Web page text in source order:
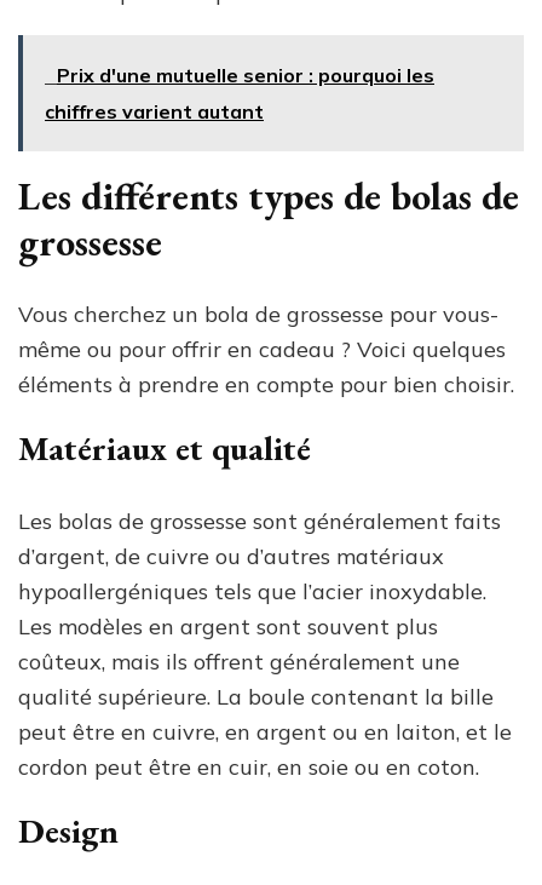
Prix d'une mutuelle senior : pourquoi les
chiffres varient autant
Les différents types de bolas de
grossesse
Vous cherchez un bola de grossesse pour vous-
même ou pour offrir en cadeau ? Voici quelques
éléments à prendre en compte pour bien choisir.
Matériaux et qualité
Les bolas de grossesse sont généralement faits
d’argent, de cuivre ou d’autres matériaux
hypoallergéniques tels que l’acier inoxydable.
Les modèles en argent sont souvent plus
coûteux, mais ils offrent généralement une
qualité supérieure. La boule contenant la bille
peut être en cuivre, en argent ou en laiton, et le
cordon peut être en cuir, en soie ou en coton.
Design